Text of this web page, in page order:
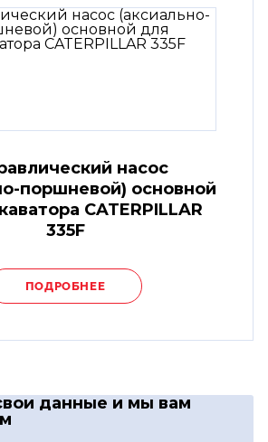
насос
поршневой) основной
CATERPILLAR
335F
ПОДРОБНЕЕ
данные и мы вам